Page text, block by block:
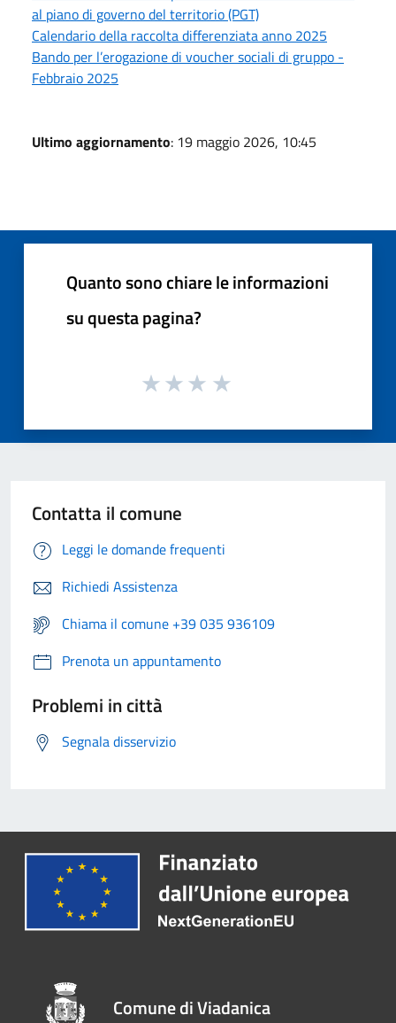
al piano di governo del territorio (PGT)
Calendario della raccolta differenziata anno 2025
Bando per l’erogazione di voucher sociali di gruppo -
Febbraio 2025
Ultimo aggiornamento: 19 maggio 2026, 10:45
Quanto sono chiare le informazioni
su questa pagina?
Contatta il comune
Leggi le domande frequenti
Richiedi Assistenza
Chiama il comune +39 035 936109
Prenota un appuntamento
Problemi in città
Segnala disservizio
Comune di Viadanica